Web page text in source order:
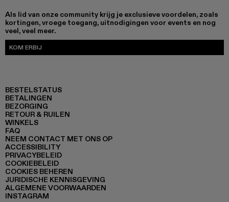
Als lid van onze community krijg je exclusieve voordelen, zoals
kortingen, vroege toegang, uitnodigingen voor events en nog
veel, veel meer.
KOM ERBIJ
BESTELSTATUS
BETALINGEN
BEZORGING
RETOUR & RUILEN
WINKELS
FAQ
NEEM CONTACT MET ONS OP
ACCESSIBILITY
PRIVACYBELEID
COOKIEBELEID
COOKIES BEHEREN
JURIDISCHE KENNISGEVING
ALGEMENE VOORWAARDEN
INSTAGRAM